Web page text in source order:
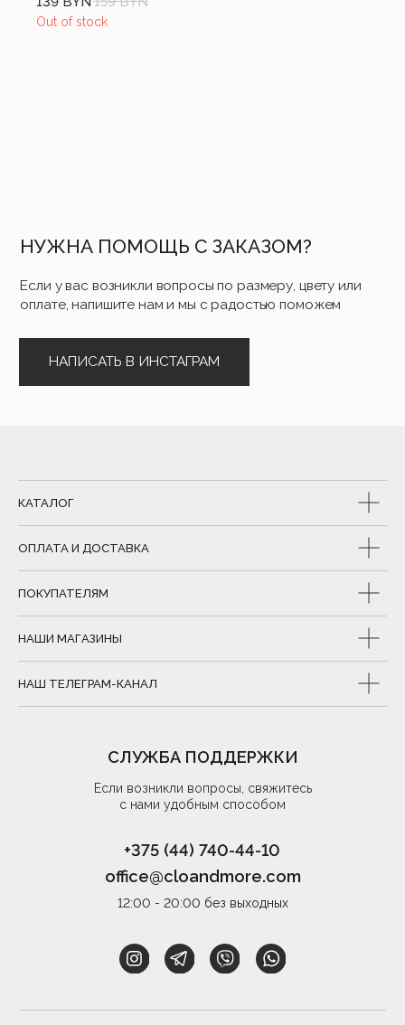
Out of stock
КАТАЛОГ
ОПЛАТА И ДОСТАВКА
ПОКУПАТЕЛЯМ
НАШИ МАГАЗИНЫ
НАШ ТЕЛЕГРАМ-КАНАЛ